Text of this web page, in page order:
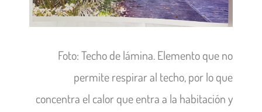
Foto: Techo de lámina. Elemento que no
permite respirar al techo, por lo que
concentra el calor que entra a la habitación y